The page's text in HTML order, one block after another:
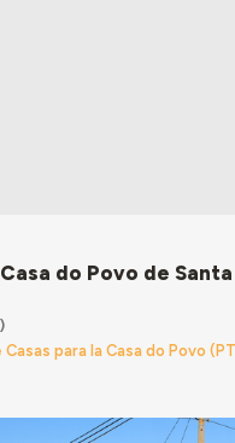
do Povo de
Casas para la Casa do Povo